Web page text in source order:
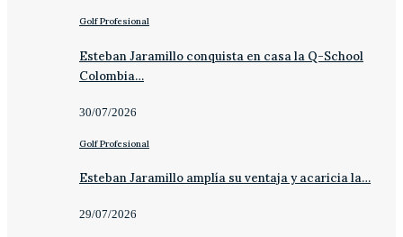
Golf Profesional
Esteban Jaramillo conquista en casa la Q-School
Colombia…
30/07/2026
Golf Profesional
Esteban Jaramillo amplía su ventaja y acaricia la…
29/07/2026